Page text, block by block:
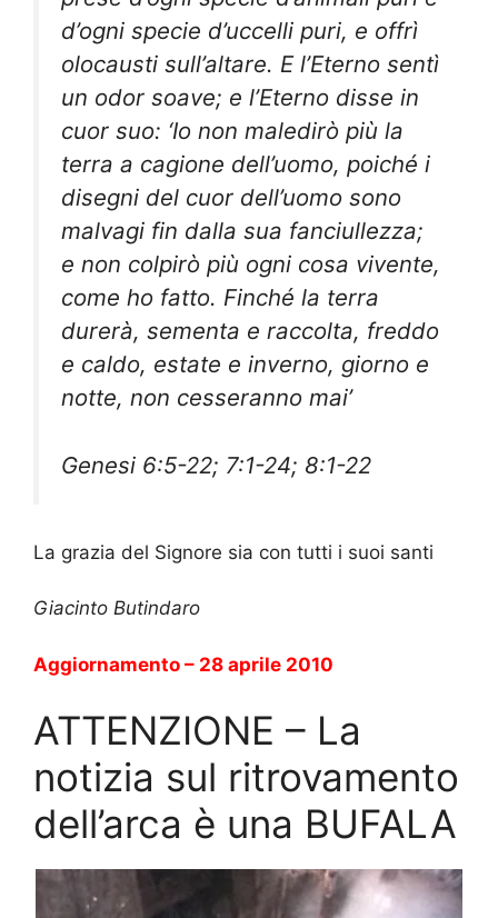
d’ogni specie d’uccelli puri, e offrì
olocausti sull’altare. E l’Eterno sentì
un odor soave; e l’Eterno disse in
cuor suo: ‘Io non maledirò più la
terra a cagione dell’uomo, poiché i
disegni del cuor dell’uomo sono
malvagi fin dalla sua fanciullezza;
e non colpirò più ogni cosa vivente,
come ho fatto. Finché la terra
durerà, sementa e raccolta, freddo
e caldo, estate e inverno, giorno e
notte, non cesseranno mai’
Genesi 6:5-22; 7:1-24; 8:1-22
La grazia del Signore sia con tutti i suoi santi
Giacinto Butindaro
Aggiornamento – 28 aprile 2010
ATTENZIONE – La
notizia sul ritrovamento
dell’arca è una BUFALA